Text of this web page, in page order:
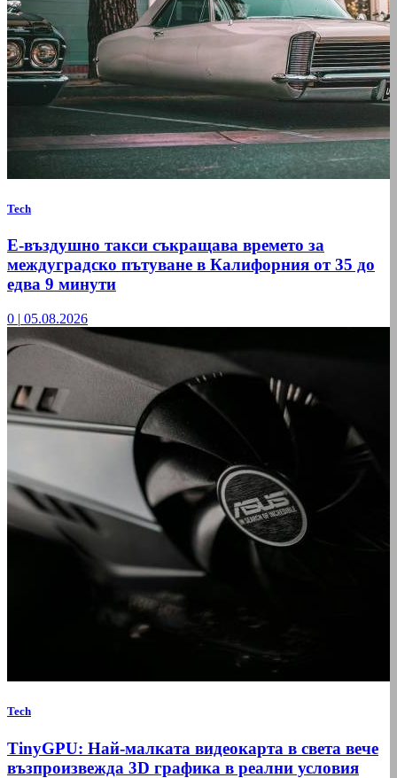
Tech
Е-въздушно такси съкращава времето за
междуградско пътуване в Калифорния от 35 до
едва 9 минути
0 | 05.08.2026
Tech
TinyGPU: Най-малката видеокарта в света вече
възпроизвежда 3D графика в реални условия